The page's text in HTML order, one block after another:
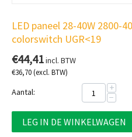
LED paneel 28-40W 2800-
colorswitch UGR<19
€44,41incl. BTW
€36,70(excl. BTW)
Aantal:
+
−
LEG IN DE WINKELWAGEN